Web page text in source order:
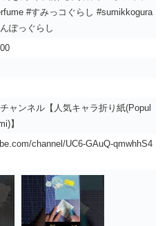
#すみっコぐらし #sumikkogura
ぽっぐらし
ャンネル【人気キャラ折り紙(Popul
】
channel/UC6-GAuQ-qmwhhS4